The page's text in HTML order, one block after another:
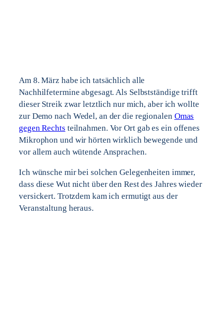
Am 8. März habe ich tatsächlich alle
Nachhilfetermine abgesagt. Als Selbstständige trifft
dieser Streik zwar letztlich nur mich, aber ich wollte
zur Demo nach Wedel, an der die regionalen Omas
gegen Rechts teilnahmen. Vor Ort gab es ein offenes
Mikrophon und wir hörten wirklich bewegende und
vor allem auch wütende Ansprachen.
Ich wünsche mir bei solchen Gelegenheiten immer,
dass diese Wut nicht über den Rest des Jahres wieder
versickert. Trotzdem kam ich ermutigt aus der
Veranstaltung heraus.